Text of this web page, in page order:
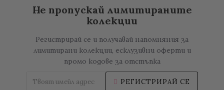
Не пропускай лимитираните
колекции
Регистрирай се и получавай напомняния за
лимитирани колекции, есклузивни оферти и
промо кодове за отстъпка
РЕГИСТРИРАЙ СЕ